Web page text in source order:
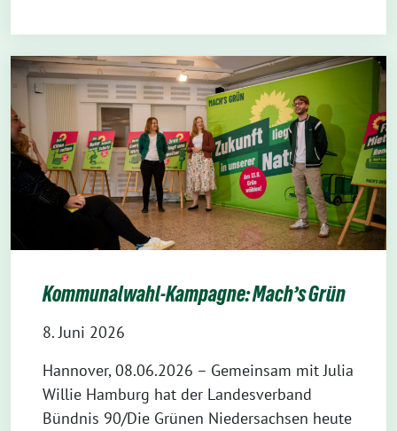
Kommunalwahl-Kampagne: Mach’s Grün
8. Juni 2026
Hannover, 08.06.2026 – Gemeinsam mit Julia
Willie Hamburg hat der Landesverband
Bündnis 90/Die Grünen Niedersachsen heute